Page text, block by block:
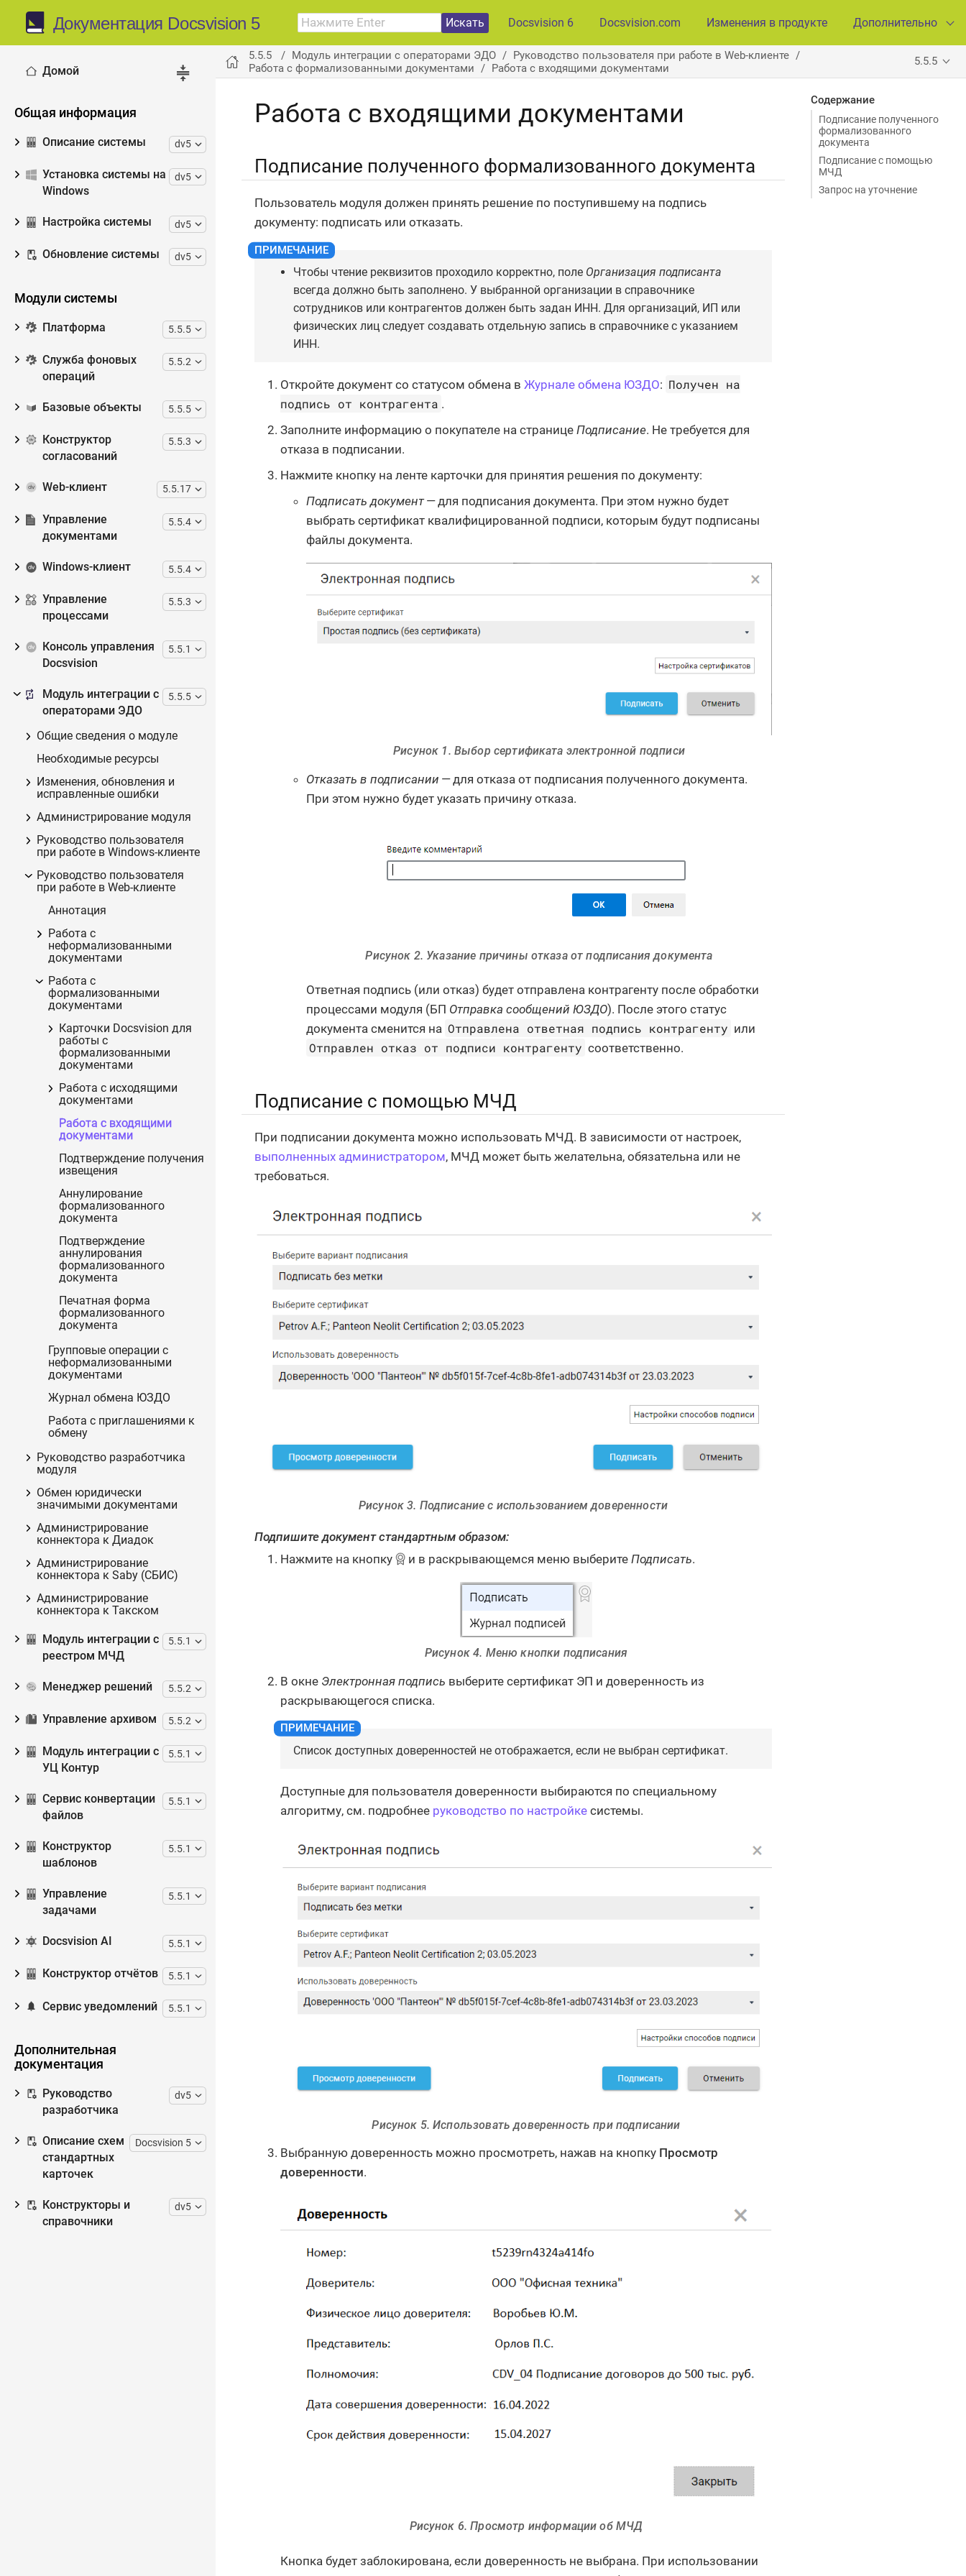
Документация Docsvision 5 Искать Docsvision 6 Docsvision.com Изменения в продукте Дополнительно
Домой
Общая информация
Описание системы dv5
Установка системы на
Windows
dv5
Настройка системы dv5
Обновление системы dv5
Модули системы
Платформа 5.5.5
Служба фоновых
операций
5.5.2
Базовые объекты 5.5.5
Конструктор
согласований
5.5.3
Web-клиент 5.5.17
Управление
документами
5.5.4
Windows-клиент 5.5.4
Управление
процессами
5.5.3
Консоль управления
Docsvision
5.5.1
Модуль интеграции с
операторами ЭДО
5.5.5
Общие сведения о модуле
Необходимые ресурсы
Изменения, обновления и
исправленные ошибки
Администрирование модуля
Руководство пользователя
при работе в Windows-клиенте
Руководство пользователя
при работе в Web-клиенте
Аннотация
Работа с
неформализованными
документами
Работа с
формализованными
документами
Карточки Docsvision для
работы с
формализованными
документами
Работа с исходящими
документами
Работа с входящими
документами
Подтверждение получения
извещения
Аннулирование
формализованного
документа
Подтверждение
аннулирования
формализованного
документа
Печатная форма
формализованного
документа
Групповые операции с
неформализованными
документами
Журнал обмена ЮЗДО
Работа с приглашениями к
обмену
Руководство разработчика
модуля
Обмен юридически
значимыми документами
Администрирование
коннектора к Диадок
Администрирование
коннектора к Saby (СБИС)
Администрирование
коннектора к Такском
Модуль интеграции с
реестром МЧД
5.5.1
Менеджер решений 5.5.2
Управление архивом 5.5.2
Модуль интеграции с
УЦ Контур
5.5.1
Сервис конвертации
файлов
5.5.1
Конструктор
шаблонов
5.5.1
Управление
задачами
5.5.1
Docsvision AI 5.5.1
Конструктор отчётов 5.5.1
Сервис уведомлений 5.5.1
Дополнительная
документация
Руководство
разработчика
dv5
Описание схем
стандартных
карточек
Docsvision 5
Конструкторы и
справочники
dv5
5.5.5 Модуль интеграции с операторами ЭДО
Руководство пользователя при работе в Web-клиенте
Работа с формализованными документами
Работа с входящими документами
5.5.5
Содержание
Подписание полученного
формализованного
документа
Подписание с помощью
МЧД
Запрос на уточнение
Работа с входящими документами
Подписание полученного формализованного документа
Пользователь модуля должен принять решение по поступившему на подпись
документу: подписать или отказать.
Чтобы чтение реквизитов проходило корректно, поле Организация подписанта
всегда должно быть заполнено. У выбранной организации в справочнике
сотрудников или контрагентов должен быть задан ИНН. Для организаций, ИП или
физических лиц следует создавать отдельную запись в справочнике с указанием
ИНН.
Откройте документ со статусом обмена в Журнале обмена ЮЗДО: Получен на
подпись от контрагента .
Заполните информацию о покупателе на странице Подписание. Не требуется для
отказа в подписании.
Нажмите кнопку на ленте карточки для принятия решения по документу:
Подписать документ— для подписания документа. При этом нужно будет
выбрать сертификат квалифицированной подписи, которым будут подписаны
файлы документа.
Рисунок 1. Выбор сертификата электронной подписи
Отказать в подписании — для отказа от подписания полученного документа.
При этом нужно будет указать причину отказа.
Рисунок 2. Указание причины отказа от подписания документа
Ответная подпись (или отказ) будет отправлена контрагенту после обработки
процессами модуля (БП Отправка сообщений ЮЗДО). После этого статус
документа сменится на Отправлена ответная подпись контрагенту или
Отправлен отказ от подписи контрагенту соответственно.
Подписание с помощью МЧД
При подписании документа можно использовать МЧД. В зависимости от настроек,
выполненных администратором, МЧД может быть желательна, обязательна или не
требоваться.
Рисунок 3. Подписание с использованием доверенности
Подпишите документ стандартным образом:
Нажмите на кнопку
и в раскрывающемся меню выберите Подписать.
Рисунок 4. Меню кнопки подписания
В окне Электронная подпись выберите сертификат ЭП и доверенность из
раскрывающегося списка.
Список доступных доверенностей не отображается, если не выбран сертификат.
Доступные для пользователя доверенности выбираются по специальному
алгоритму, см. подробнее руководство по настройке системы.
Рисунок 5. Использовать доверенность при подписании
Выбранную доверенность можно просмотреть, нажав на кнопку Просмотр
доверенности.
Рисунок 6. Просмотр информации об МЧД
Кнопка будет заблокирована, если доверенность не выбрана. При использовании